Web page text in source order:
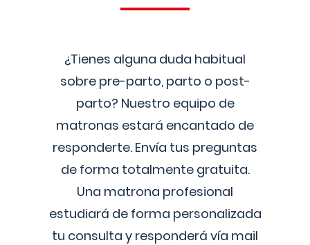
¿Tienes alguna duda habitual
sobre pre-parto, parto o post-
parto? Nuestro equipo de
matronas estará encantado de
responderte. Envía tus preguntas
de forma totalmente gratuita.
Una matrona profesional
estudiará de forma personalizada
tu consulta y responderá vía mail